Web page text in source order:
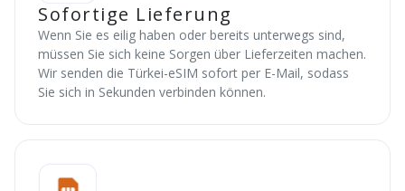
Sofortige Lieferung
Wenn Sie es eilig haben oder bereits unterwegs sind,
müssen Sie sich keine Sorgen über Lieferzeiten machen.
Wir senden die Türkei-eSIM sofort per E-Mail, sodass
Sie sich in Sekunden verbinden können.